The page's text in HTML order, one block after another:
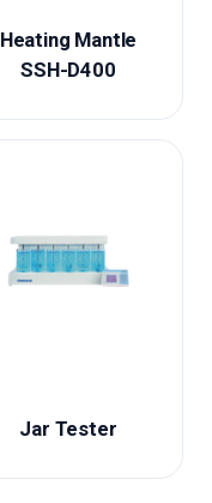
Heating Mantle
SSH-D400
Jar Tester